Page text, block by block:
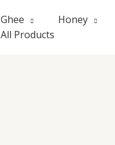
Ghee Honey
All Products